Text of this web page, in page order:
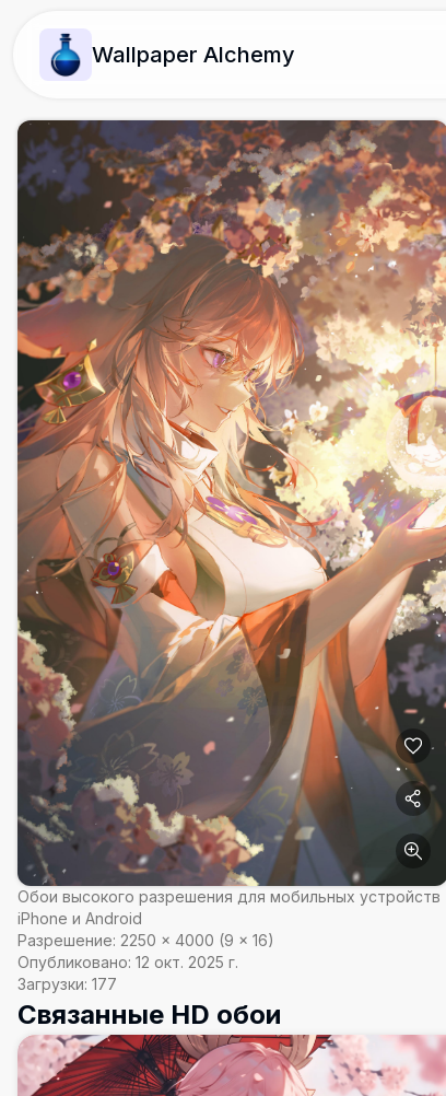
Wallpaper Alchemy
Обои высокого разрешения для мобильных устройств
iPhone и Android
Разрешение: 2250 × 4000 (9 × 16)
Опубликовано: 12 окт. 2025 г.
Загрузки: 177
Связанные HD обои